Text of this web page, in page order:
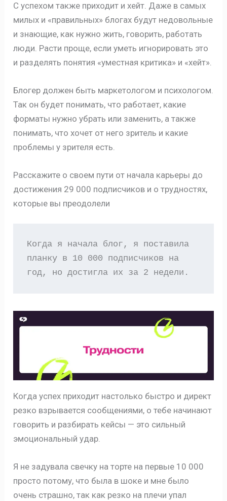
С успехом также приходит и хейт. Даже в самых
милых и «правильных» блогах будут недовольные
и знающие, как нужно жить, говорить, работать
люди. Расти проще, если уметь игнорировать это
и разделять понятия «уместная критика» и «хейт».
Блогер должен быть маркетологом и психологом.
Так он будет понимать, что работает, какие
форматы нужно убрать или заменить, а также
понимать, что хочет от него зритель и какие
проблемы у зрителя есть.
Расскажите о своем пути от начала карьеры до
достижения 29 000 подписчиков и о трудностях,
которые вы преодолели
Когда я начала блог, я поставила
планку в 10 000 подписчиков на
год, но достигла их за 2 недели.
Когда успех приходит настолько быстро и директ
резко взрывается сообщениями, о тебе начинают
говорить и разбирать кейсы — это сильный
эмоциональный удар.
Я не задувала свечку на торте на первые 10 000
просто потому, что была в шоке и мне было
очень страшно, так как резко на плечи упал